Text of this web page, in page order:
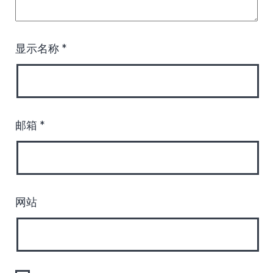
显示名称 *
邮箱 *
网站